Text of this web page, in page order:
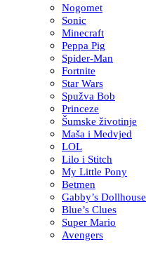
Nogomet
Sonic
Minecraft
Peppa Pig
Spider-Man
Fortnite
Star Wars
Spužva Bob
Princeze
Šumske životinje
Maša i Medvjed
LOL
Lilo i Stitch
My Little Pony
Betmen
Gabby’s Dollhouse
Blue’s Clues
Super Mario
Avengers